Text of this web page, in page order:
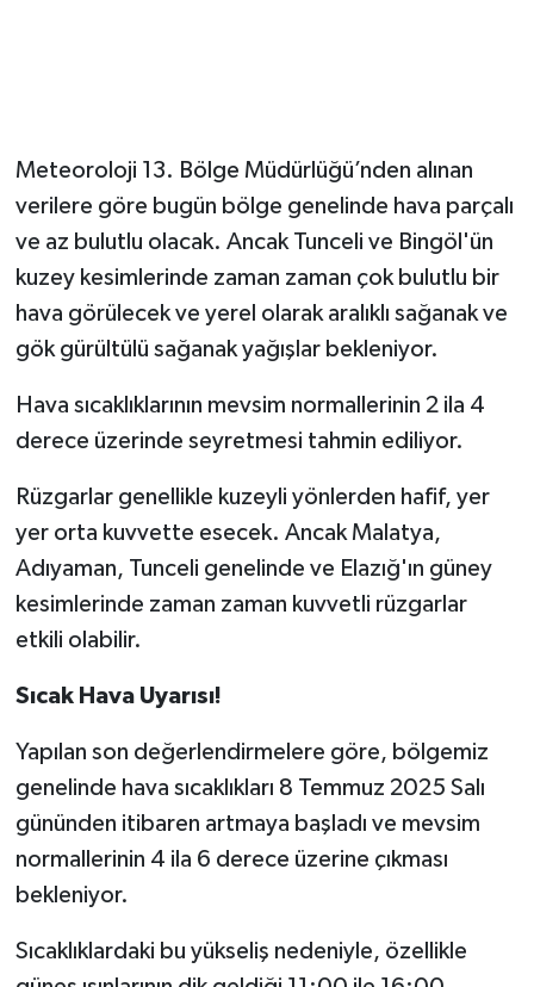
Meteoroloji 13. Bölge Müdürlüğü’nden alınan
verilere göre bugün bölge genelinde hava parçalı
ve az bulutlu olacak. Ancak Tunceli ve Bingöl'ün
kuzey kesimlerinde zaman zaman çok bulutlu bir
hava görülecek ve yerel olarak aralıklı sağanak ve
gök gürültülü sağanak yağışlar bekleniyor.
Hava sıcaklıklarının mevsim normallerinin 2 ila 4
derece üzerinde seyretmesi tahmin ediliyor.
Rüzgarlar genellikle kuzeyli yönlerden hafif, yer
yer orta kuvvette esecek. Ancak Malatya,
Adıyaman, Tunceli genelinde ve Elazığ'ın güney
kesimlerinde zaman zaman kuvvetli rüzgarlar
etkili olabilir.
Sıcak Hava Uyarısı!
Yapılan son değerlendirmelere göre, bölgemiz
genelinde hava sıcaklıkları 8 Temmuz 2025 Salı
gününden itibaren artmaya başladı ve mevsim
normallerinin 4 ila 6 derece üzerine çıkması
bekleniyor.
Sıcaklıklardaki bu yükseliş nedeniyle, özellikle